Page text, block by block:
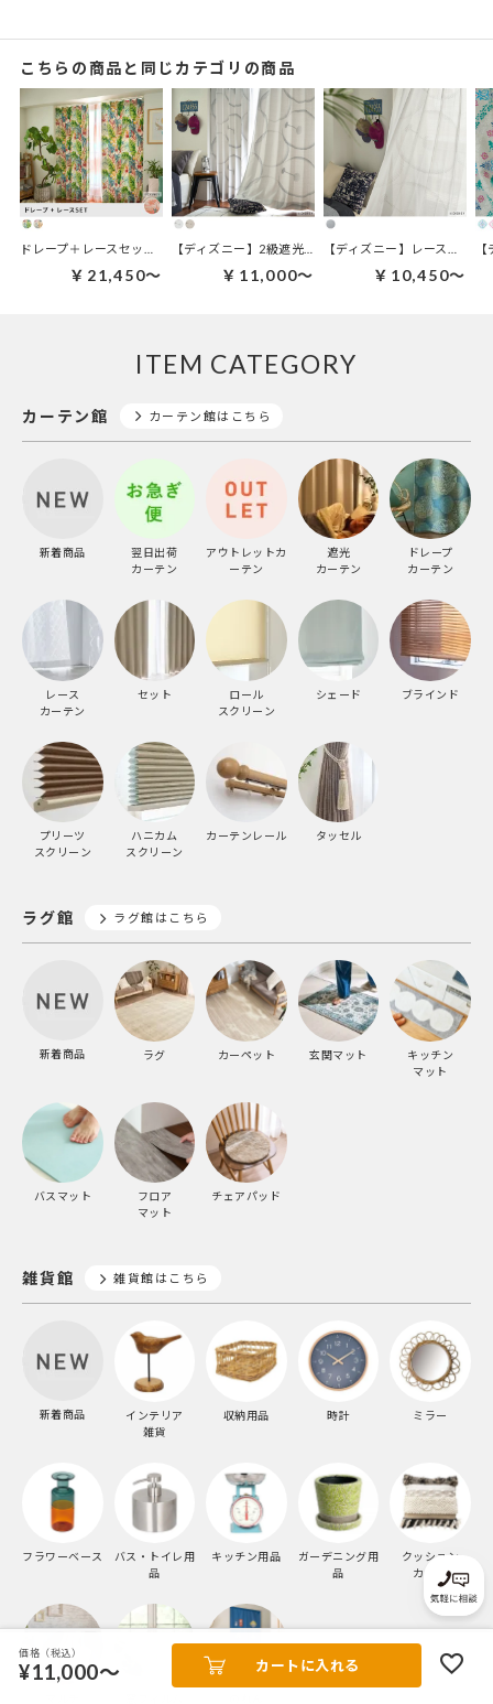
こちらの商品と同じカテゴリの商品
￥21,450～ ￥11,000～ ￥10,450～
ITEM CATEGORY
カーテン館 カーテン館はこちら
新着商品
翌日出荷
カーテン
アウトレットカ
ーテン
遮光
カーテン
ドレープ
カーテン
レース
カーテン
セット
ロール
スクリーン
シェード ブラインド
プリーツ
スクリーン
ハニカム
スクリーン
カーテンレール タッセル
ラグ館 ラグ館はこちら
新着商品 ラグ カーペット 玄関マット
キッチン
マット
バスマット
フロア
マット
チェアパッド
雑貨館 雑貨館はこちら
新着商品
インテリア
雑貨
収納用品 時計 ミラー
フラワーベース
バス・トイレ用
品
キッチン用品
ガーデニング用
品
クッション
カバー
価格（税込）
¥11,000～ カートに入れる